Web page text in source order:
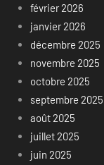
février 2026
janvier 2026
décembre 2025
novembre 2025
octobre 2025
septembre 2025
août 2025
juillet 2025
juin 2025